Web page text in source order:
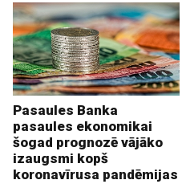
Pasaules Banka
pasaules ekonomikai
šogad prognozē vājāko
izaugsmi kopš
koronavīrusa pandēmijas